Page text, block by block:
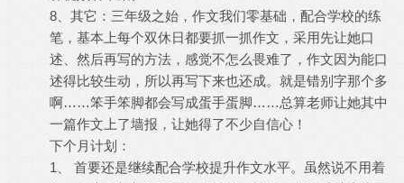
8、其它：三年级之始，作文我们零基础，配合学校的练
笔，基本上每个双休日都要抓一抓作文，采用先让她口
述、然后再写的方法，感觉不怎么畏难了，作文因为能口
述得比较生动，所以再写下来也还成。就是错别字那个多
啊……笨手笨脚都会写成蛋手蛋脚……总算老师让她其中
一篇作文上了墙报，让她得了不少自信心！
下个月计划：
1、 首要还是继续配合学校提升作文水平。虽然说不用着